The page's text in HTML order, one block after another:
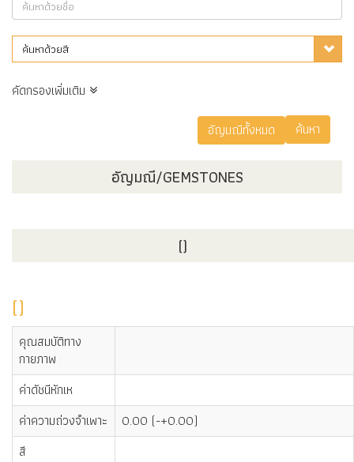
ค้นหาด้วยสี
คัดกรองเพิ่มเติม
อัญมณี/GEMSTONES
()
()
คุณสมบัติทาง
กายภาพ
ค่าดัชนีหักเห
ค่าความถ่วงจำเพาะ
0.00 (-+0.00)
สี